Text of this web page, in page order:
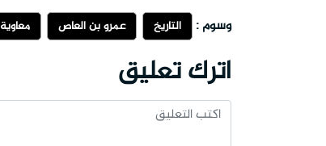
وسوم : التاريخ عمرو بن العاص معاوية
اترك تعليق